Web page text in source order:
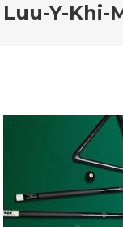
Luu-Y-Khi-